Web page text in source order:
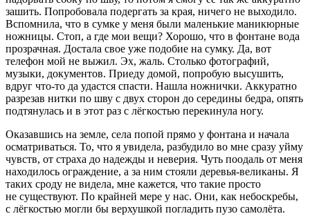
зашить. Попробовала подергать за края, ничего не выходило.
Вспомнила, что в сумке у меня были маленькие маникюрные
ножницы. Стоп, а где мои вещи? Хорошо, что в фонтане вода
прозрачная. Достала свое уже подобие на сумку. Да, вот
телефон мой не выжил. Эх, жаль. Столько фотографий,
музыки, документов. Приеду домой, попробую высушить,
вдруг что-то да удастся спасти. Нашла ножнички. Аккуратно
разрезав нитки по шву с двух сторон до середины бедра, опять
подтянулась и в этот раз с лёгкостью перекинула ногу.
Оказавшись на земле, села попой прямо у фонтана и начала
осматриваться. То, что я увидела, разбудило во мне сразу уйму
чувств, от страха до надежды и неверия. Чуть поодаль от меня
находилось ограждение, а за ним стояли деревья-великаны. Я
таких сроду не видела, мне кажется, что такие просто
не существуют. По крайней мере у нас. Они, как небоскребы,
с лёгкостью могли бы верхушкой погладить пузо самолёта.